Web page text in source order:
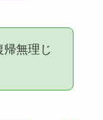
帰無理じ